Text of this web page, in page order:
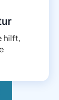
hilft,